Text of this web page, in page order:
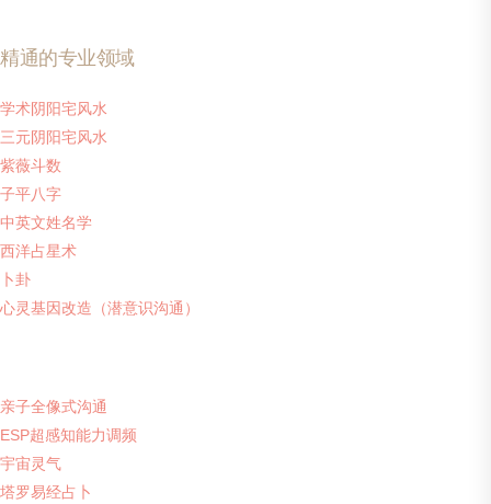
精通的专业领域
学术阴阳宅风水
三元阴阳宅风水
紫薇斗数
子平八字
中英文姓名学
西洋占星术
卜卦
心灵基因改造（潜意识沟通）
亲子全像式沟通
ESP超感知能力调频
宇宙灵气
塔罗易经占卜